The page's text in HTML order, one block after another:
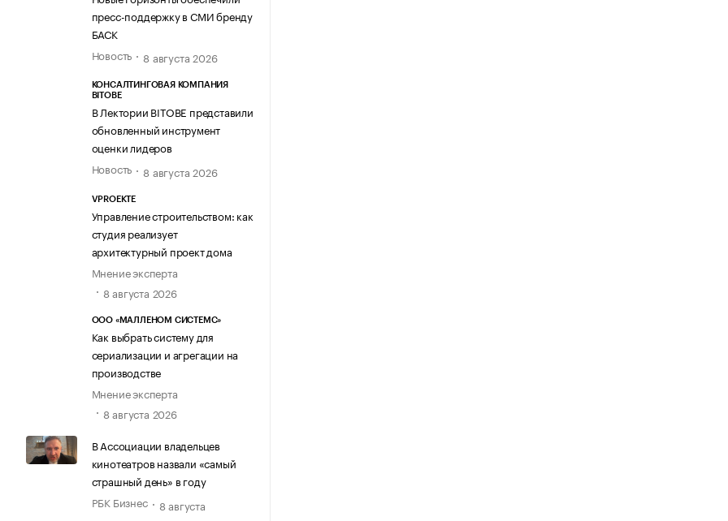
пресс-поддержку в СМИ бренду
БАСК
Новость
8 августа 2026
КОНСАЛТИНГОВАЯ КОМПАНИЯ
BITOBE
В Лектории BITOBE представили
обновленный инструмент
оценки лидеров
Новость
8 августа 2026
VPROEKTE
Управление строительством: как
студия реализует
архитектурный проект дома
Мнение эксперта
8 августа 2026
ООО «МАЛЛЕНОМ СИСТЕМС»
Как выбрать систему для
сериализации и агрегации на
производстве
Мнение эксперта
8 августа 2026
В Ассоциации владельцев
кинотеатров назвали «самый
страшный день» в году
РБК Бизнес
8 августа